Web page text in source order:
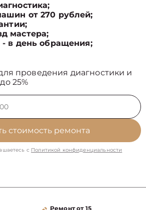
от 270 рублей;
мастера;
- в день обращения;
проведения диагностики и
25%
стоимость ремонта
с Политикой конфиденциальности
Ремонт от 15